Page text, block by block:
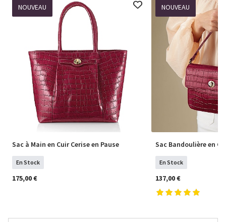
NOUVEAU
Sac à Main en Cuir Cerise en Pause
En Stock
175,00 €
NOUVEAU
Sac Bandoulière en
En Stock
137,00 €